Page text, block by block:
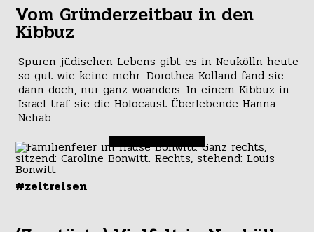
Vom Gründerzeitbau in den
Kibbuz
Spuren jüdischen Lebens gibt es in Neukölln heute
so gut wie keine mehr. Dorothea Kolland fand sie
dann doch, nur ganz woanders: In einem Kibbuz in
Israel traf sie die Holocaust-Überlebende Hanna
Nehab.
#zeitreisen